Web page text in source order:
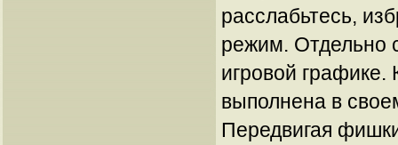
расслабьтесь,
режим. Отдельно
игровой графике.
выполнена в
Передвигая